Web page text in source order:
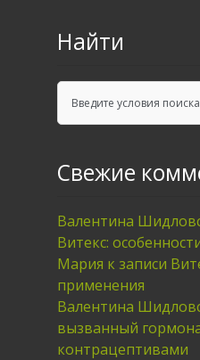
Найти
Свежие
Валентина
Витекс:
Мария к записи
применения
Валентина
вызванный
контрацептивами